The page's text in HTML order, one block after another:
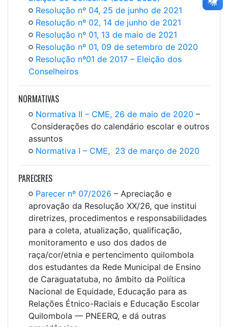
Resolução nº 04, 25 de junho de 2021
Resolução nº 02, 14 de junho de 2021
Resolução nº 01, 13 de maio de 2021
Resolução nº 01, 09 de setembro de 2020
Resolução nº01 de 2017 – Eleição dos
Conselheiros
NORMATIVAS
Normativa II – CME, 26 de maio de 2020 –
Considerações do calendário escolar e outros
assuntos
Normativa I – CME, 23 de março de 2020
PARECERES
Parecer nº 07/2026 – Apreciação e
aprovação da Resolução XX/26, que institui
diretrizes, procedimentos e responsabilidades
para a coleta, atualização, qualificação,
monitoramento e uso dos dados de
raça/cor/etnia e pertencimento quilombola
dos estudantes da Rede Municipal de Ensino
de Caraguatatuba, no âmbito da Política
Nacional de Equidade, Educação para as
Relações Étnico-Raciais e Educação Escolar
Quilombola — PNEERQ, e dá outras